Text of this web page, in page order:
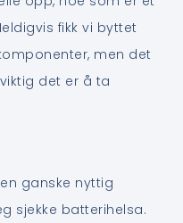
fikk vi byttet
men det
det er å ta
ganske nyttig
sjekke batterihelsa.